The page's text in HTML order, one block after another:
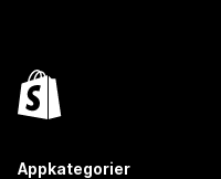
Appkategorier